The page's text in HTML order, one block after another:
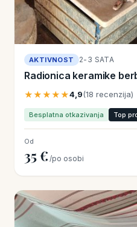
AKTIVNOST 2-3 SATA
Radionica keramike
★★★★★4,9(18 recenzija)
Besplatna otkazivanja Top
Od
35 € /po osobi